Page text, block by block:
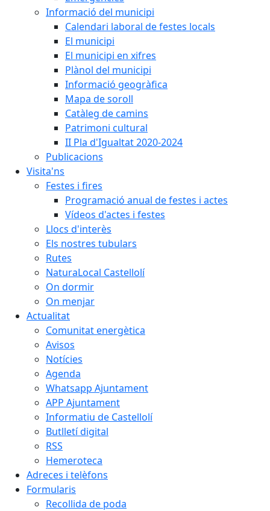
Informació del municipi
Calendari laboral de festes locals
El municipi
El municipi en xifres
Plànol del municipi
Informació geogràfica
Mapa de soroll
Catàleg de camins
Patrimoni cultural
II Pla d'Igualtat 2020-2024
Publicacions
Visita'ns
Festes i fires
Programació anual de festes i actes
Vídeos d'actes i festes
Llocs d'interès
Els nostres tubulars
Rutes
NaturaLocal Castellolí
On dormir
On menjar
Actualitat
Comunitat energètica
Avisos
Notícies
Agenda
Whatsapp Ajuntament
APP Ajuntament
Informatiu de Castellolí
Butlletí digital
RSS
Hemeroteca
Adreces i telèfons
Formularis
Recollida de poda